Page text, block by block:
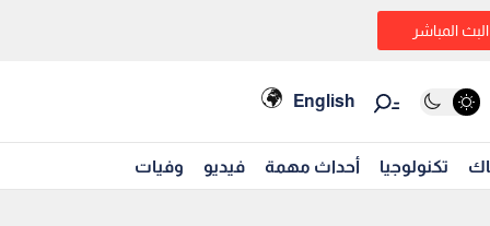
البث المباشر
English
تكنولوجيا أحداث مهمة فيديو وفيات